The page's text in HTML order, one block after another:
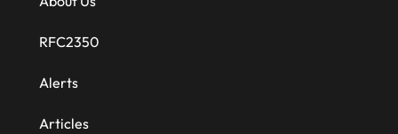
RFC2350
Alerts
Articles